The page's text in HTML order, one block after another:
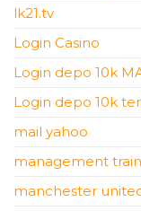
lk21.tv
Login Casino
Login depo 10k
Login depo 10k
mail yahoo
management
manchester